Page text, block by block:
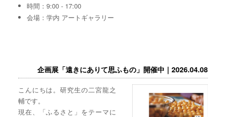
時間：9:00 - 17:00
会場：学内 アートギャラリー
企画展「遠きにありて思ふもの」開催中｜2026.04.08
こんにちは。研究生の二宮龍之
輔です。
現在、「ふるさと」をテーマに